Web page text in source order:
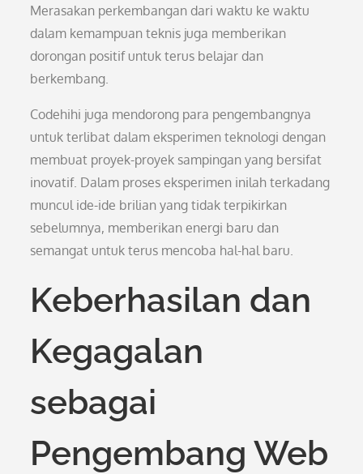
Merasakan perkembangan dari waktu ke waktu
dalam kemampuan teknis juga memberikan
dorongan positif untuk terus belajar dan
berkembang.
Codehihi juga mendorong para pengembangnya
untuk terlibat dalam eksperimen teknologi dengan
membuat proyek-proyek sampingan yang bersifat
inovatif. Dalam proses eksperimen inilah terkadang
muncul ide-ide brilian yang tidak terpikirkan
sebelumnya, memberikan energi baru dan
semangat untuk terus mencoba hal-hal baru.
Keberhasilan dan
Kegagalan
sebagai
Pengembang Web